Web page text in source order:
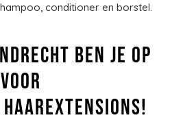
conditioner en borstel.
ben je op